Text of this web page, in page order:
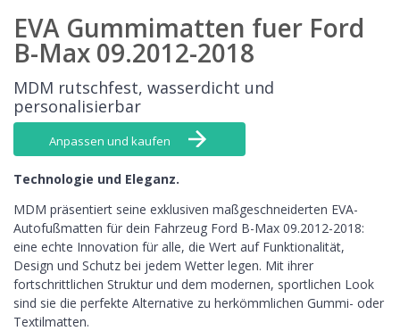
EVA Gummimatten fuer Ford
B-Max 09.2012-2018
MDM rutschfest, wasserdicht und
personalisierbar
Anpassen und kaufen
Technologie und Eleganz.
MDM präsentiert seine exklusiven maßgeschneiderten EVA-
Autofußmatten für dein Fahrzeug Ford B-Max 09.2012-2018:
eine echte Innovation für alle, die Wert auf Funktionalität,
Design und Schutz bei jedem Wetter legen. Mit ihrer
fortschrittlichen Struktur und dem modernen, sportlichen Look
sind sie die perfekte Alternative zu herkömmlichen Gummi- oder
Textilmatten.